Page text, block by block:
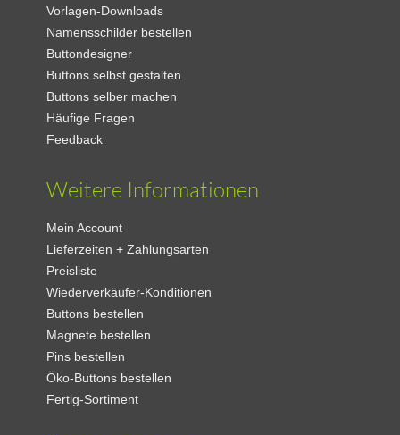
Vorlagen-Downloads
Namensschilder bestellen
Buttondesigner
Buttons selbst gestalten
Buttons selber machen
Häufige Fragen
Feedback
Weitere Informationen
Mein Account
Lieferzeiten + Zahlungsarten
Preisliste
Wiederverkäufer-Konditionen
Buttons bestellen
Magnete bestellen
Pins bestellen
Öko-Buttons bestellen
Fertig-Sortiment